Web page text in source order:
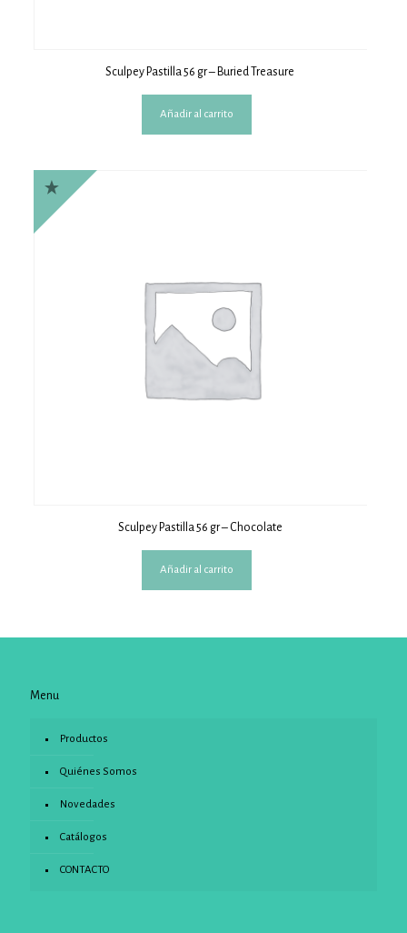
Sculpey Pastilla 56 gr – Buried Treasure
Añadir al carrito
Sculpey Pastilla 56 gr – Chocolate
Añadir al carrito
Menu
Productos
Quiénes Somos
Novedades
Catálogos
CONTACTO